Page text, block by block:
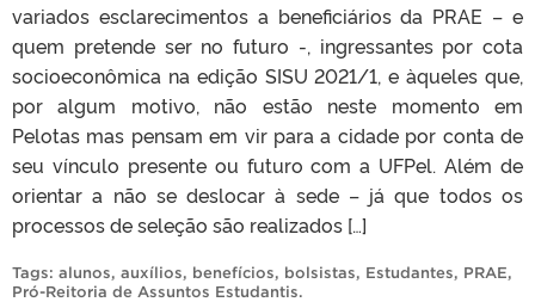
variados esclarecimentos a beneficiários da PRAE – e
quem pretende ser no futuro -, ingressantes por cota
socioeconômica na edição SISU 2021/1, e àqueles que,
por algum motivo, não estão neste momento em
Pelotas mas pensam em vir para a cidade por conta de
seu vínculo presente ou futuro com a UFPel. Além de
orientar a não se deslocar à sede – já que todos os
processos de seleção são realizados […]
Tags: alunos, auxílios, benefícios, bolsistas, Estudantes, PRAE,
Pró-Reitoria de Assuntos Estudantis.